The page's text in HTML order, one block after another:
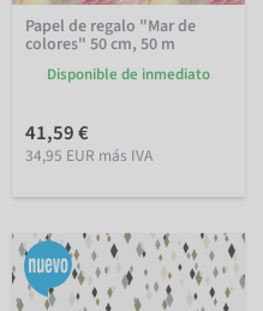
Papel de regalo "Mar de
colores" 50 cm, 50 m
Disponible de inmediato
41,59 €
34,95 EUR más IVA